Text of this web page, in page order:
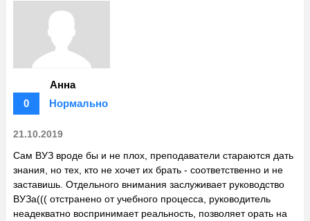
Анна
0
Нормально
21.10.2019
Сам ВУЗ вроде бы и не плох, преподаватели стараются дать
знания, но тех, кто не хочет их брать - соответственно и не
заставишь. Отдельного внимания заслуживает руководство
ВУЗа((( отстранено от учебного процесса, руководитель
неадекватно воспринимает реальность, позволяет орать на